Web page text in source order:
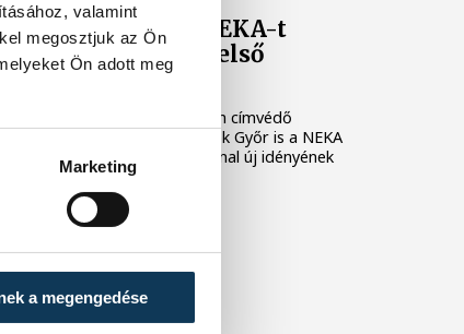
valamint
megosztjuk az Ön
Ön adott meg
Marketing
a megengedése
A Veszprém a NEKA-t
fogadja az NB I első
fordulójában
A férfi kézilabda NB I-ben címvédő
Veszprém, és a női bajnok Győr is a NEKA
csapatát fogadja az élvonal új idényének
első fordulójában.